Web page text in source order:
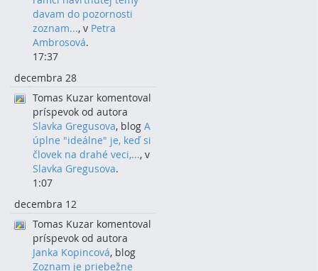
davam do pozornosti
zoznam..., v Petra
Ambrosová.
17:37
decembra 28
Tomas Kuzar komentoval
príspevok od autora
Slavka Gregusova, blog A
úplne "ideálne" je, keď si
človek na drahé veci,..., v
Slavka Gregusova.
1:07
decembra 12
Tomas Kuzar komentoval
príspevok od autora
Janka Kopincová, blog
Zoznam je priebežne